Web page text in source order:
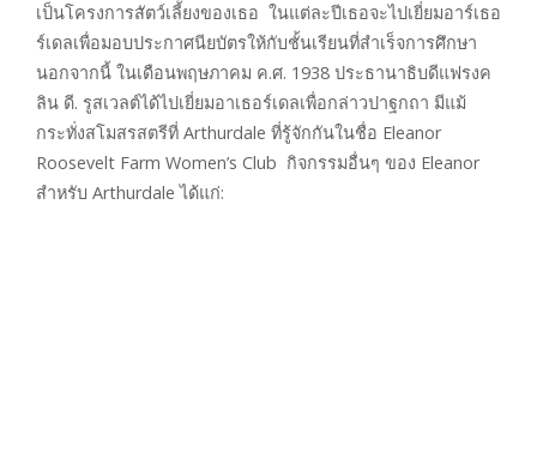
เป็นโครงการสัตว์เลี้ยงของเธอ ในแต่ละปีเธอจะไปเยี่ยมอาร์เธอ
ร์เดลเพื่อมอบประกาศนียบัตรให้กับชั้นเรียนที่สำเร็จการศึกษา
นอกจากนี้ ในเดือนพฤษภาคม ค.ศ. 1938 ประธานาธิบดีแฟรงค
ลิน ดี. รูสเวลต์ได้ไปเยี่ยมอาเธอร์เดลเพื่อกล่าวปาฐกถา มีแม้
กระทั่งสโมสรสตรีที่ Arthurdale ที่รู้จักกันในชื่อ Eleanor
Roosevelt Farm Women’s Club กิจกรรมอื่นๆ ของ Eleanor
สำหรับ Arthurdale ได้แก่: